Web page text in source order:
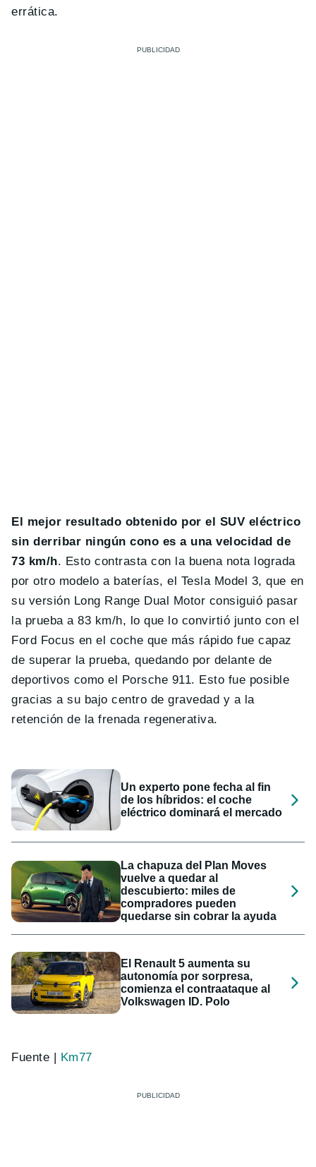
errática.
El mejor resultado obtenido por el SUV eléctrico
sin derribar ningún cono es a una velocidad de
73 km/h. Esto contrasta con la buena nota lograda
por otro modelo a baterías, el Tesla Model 3, que en
su versión Long Range Dual Motor consiguió pasar
la prueba a 83 km/h, lo que lo convirtió junto con el
Ford Focus en el coche que más rápido fue capaz
de superar la prueba, quedando por delante de
deportivos como el Porsche 911. Esto fue posible
gracias a su bajo centro de gravedad y a la
retención de la frenada regenerativa.
Un experto pone fecha al fin
de los híbridos: el coche
eléctrico dominará el mercado
La chapuza del Plan Moves
vuelve a quedar al
descubierto: miles de
compradores pueden
quedarse sin cobrar la ayuda
El Renault 5 aumenta su
autonomía por sorpresa,
comienza el contraataque al
Volkswagen ID. Polo
Fuente | Km77